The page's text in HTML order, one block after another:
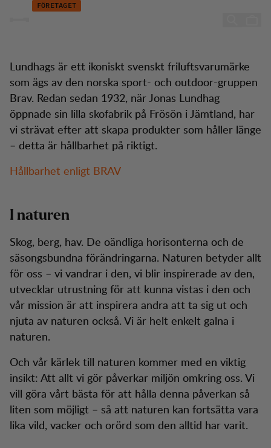
Hoppa till innehåll
HållbarhetFÖRETAGET
Lundhags är ett ikoniskt svenskt friluftsvarumärke
som ägs av den norska sport- och outdoor-gruppen
Brav. Redan sedan 1932, när Jonas Lundhag
öppnade sin lilla skofabrik på Frösön i Jämtland, har
vi strävat efter att skapa produkter som håller länge
– detta är hållbarhet på riktigt.
Hållbarhet enligt BRAV
I naturen
Skog, berg, hav. De oändliga horisonterna och de
säsongsbundna förändringarna. Naturen betyder allt
för oss – vi vandrar i den, vi blir inspirerade av den,
utvecklar utrustning för att kunna vistas i den och
vår mission är att inspirera andra att ta sig ut och
njuta av naturen också. Vi är helt enkelt galna i
naturen.
Och vår kärlek till naturen kommer med en viktig
insikt: Att allt vi gör påverkar miljön omkring oss. Vi
vill göra vårt bästa för att hålla denna påverkan så
liten som möjligt – så att naturen kan fortsätta vara
lika vild, vacker och orörd som den alltid har varit.